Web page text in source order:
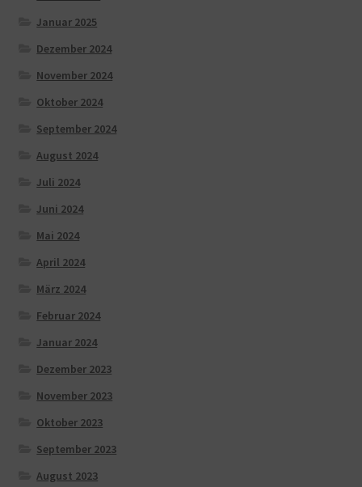
Januar 2025
Dezember 2024
November 2024
Oktober 2024
September 2024
August 2024
Juli 2024
Juni 2024
Mai 2024
April 2024
März 2024
Februar 2024
Januar 2024
Dezember 2023
November 2023
Oktober 2023
September 2023
August 2023